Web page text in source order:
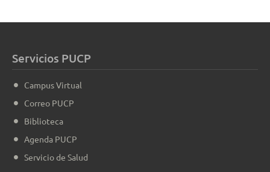
Servicios PUCP
Campus Virtual
Correo PUCP
Biblioteca
Agenda PUCP
Servicio de Salud